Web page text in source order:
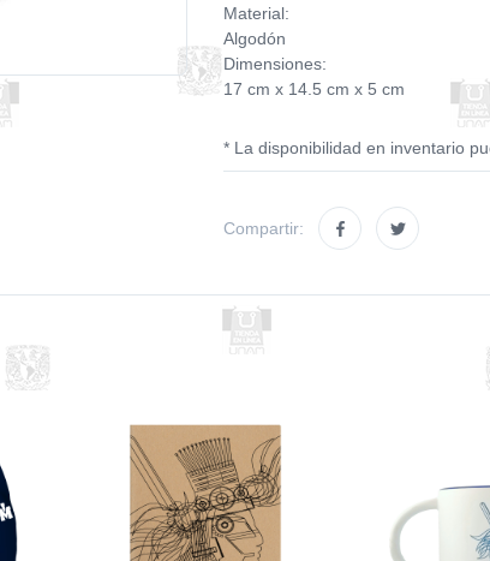
Material:
Algodón
Dimensiones:
17 cm x 14.5 cm x 5 cm
* La disponibilidad en inventario
Compartir: